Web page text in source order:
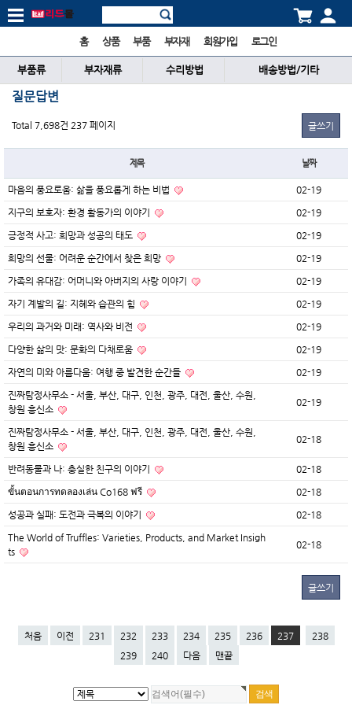
홈 상품 부품 부자재 회원가입 로그인
부품류 부자재류 수리방법 배송방법/기타
질문답변
Total 7,698건 237 페이지 글쓰기
제목 날짜
마음의 풍요로움: 삶을 풍요롭게 하는 비법 02-19
지구의 보호자: 환경 활동가의 이야기 02-19
긍정적 사고: 희망과 성공의 태도 02-19
희망의 선물: 어려운 순간에서 찾은 희망 02-19
가족의 유대감: 어머니와 아버지의 사랑 이야기 02-19
자기 계발의 길: 지혜와 습관의 힘 02-19
우리의 과거와 미래: 역사와 비전 02-19
다양한 삶의 맛: 문화의 다채로움 02-19
자연의 미와 아름다움: 여행 중 발견한 순간들 02-19
진짜탐정사무소 - 서울, 부산, 대구, 인천, 광주, 대전, 울산, 수원,
창원 흥신소
02-19
진짜탐정사무소 - 서울, 부산, 대구, 인천, 광주, 대전, 울산, 수원,
창원 흥신소
02-18
반려동물과 나: 충실한 친구의 이야기 02-18
ขั้นตอนการทดลองเล่น Co168 ฟรี 02-18
성공과 실패: 도전과 극복의 이야기 02-18
The World of Truffles: Varieties, Products, and Market Insigh
ts
02-18
글쓰기
처음 이전 231 232 233 234 235 236 237
238
239
240 다음 맨끝